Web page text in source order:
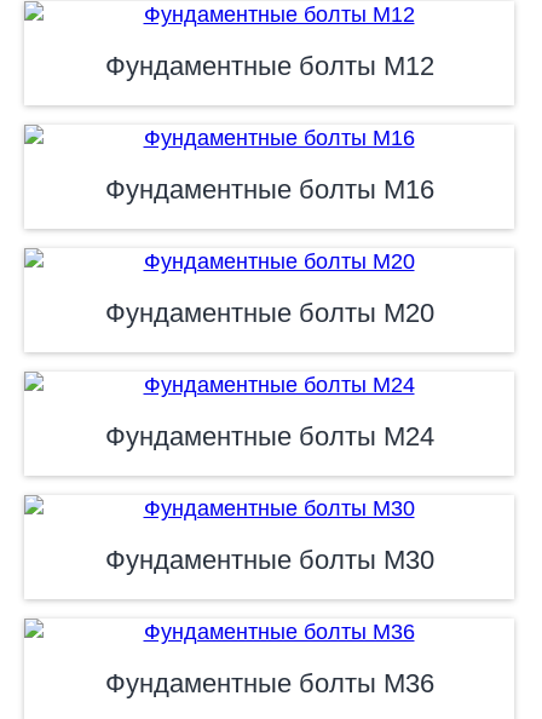
Фундаментные болты М12
Фундаментные болты М16
Фундаментные болты М20
Фундаментные болты М24
Фундаментные болты М30
Фундаментные болты М36